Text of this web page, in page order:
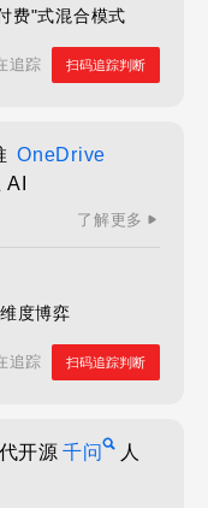
费"式混合模式
追踪 扫码追踪判断
OneDrive
了解更多
度博弈
追踪 扫码追踪判断
开源 千问
人